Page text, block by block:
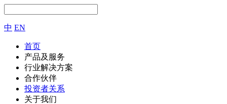
中 EN
首页
产品及服务
行业解决方案
合作伙伴
投资者关系
关于我们